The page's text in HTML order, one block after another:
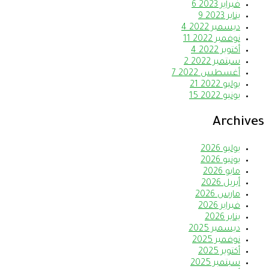
فبراير 2023
6
يناير 2023
9
ديسمبر 2022
4
نوفمبر 2022
11
أكتوبر 2022
4
سبتمبر 2022
2
أغسطس 2022
7
يوليو 2022
21
يونيو 2022
15
Archives
يوليو 2026
يونيو 2026
مايو 2026
أبريل 2026
مارس 2026
فبراير 2026
يناير 2026
ديسمبر 2025
نوفمبر 2025
أكتوبر 2025
سبتمبر 2025